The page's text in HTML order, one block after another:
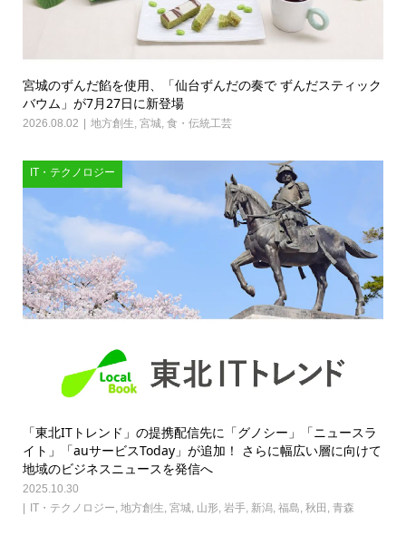
宮城のずんだ餡を使用、「仙台ずんだの奏で ずんだスティック
バウム」が7月27日に新登場
2026.08.02 地方創生 宮城 食・伝統工芸
IT・テクノロジー
「東北ITトレンド」の提携配信先に「グノシー」「ニュースラ
イト」「auサービスToday」が追加！ さらに幅広い層に向けて
地域のビジネスニュースを発信へ
2025.10.30
IT・テクノロジー, 地方創生, 宮城, 山形, 岩手, 新潟, 福島, 秋田 , 青森